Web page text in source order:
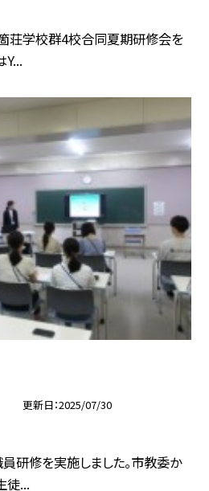
荘学校群4校合同夏期研修会を
Y...
更新日 2025/07/30
研修を実施しました。市教委か
徒...